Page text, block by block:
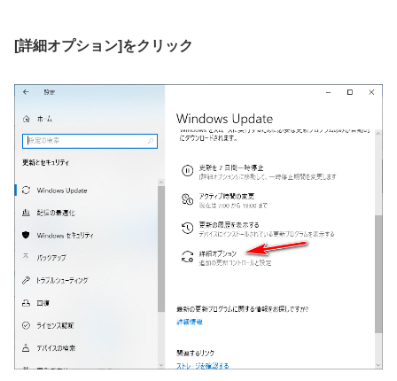
[詳細オプション]をクリック